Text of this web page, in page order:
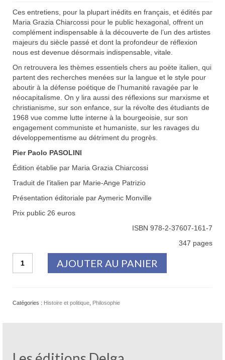
Ces entretiens, pour la plupart inédits en français, et édités par
Maria Grazia Chiarcossi pour le public hexagonal, offrent un
complément indispensable à la découverte de l’un des artistes
majeurs du siècle passé et dont la profondeur de réflexion
nous est devenue désormais indispensable, vitale.
On retrouvera les thèmes essentiels chers au poète italien, qui
partent des recherches menées sur la langue et le style pour
aboutir à la défense poétique de l’humanité ravagée par le
néocapitalisme. On y lira aussi des réflexions sur marxisme et
christianisme, sur son enfance, sur la révolte des étudiants de
1968 vue comme lutte interne à la bourgeoisie, sur son
engagement communiste et humaniste, sur les ravages du
développementisme au détriment du progrès.
Pier Paolo PASOLINI
Édition établie par Maria Grazia Chiarcossi
Traduit de l’italien par Marie-Ange Patrizio
Présentation éditoriale par Aymeric Monville
Prix public 26 euros
ISBN 978-2-37607-161-7
347 pages
AJOUTER AU PANIER
Catégories : Histoire et politique Philosophie